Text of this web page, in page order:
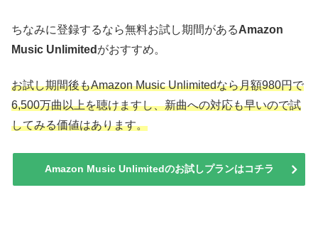
ちなみに登録するなら無料お試し期間があるAmazon
Music Unlimited がおすすめ。
お試し期間後もAmazon Music Unlimitedなら月額980円で
6,500万曲以上を聴けますし、新曲への対応も早いので試
してみる価値はあります。
Amazon Music Unlimitedのお試しプランはコチラ